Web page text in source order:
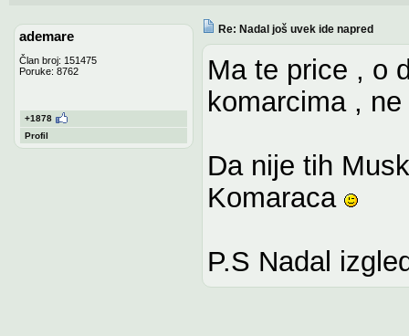
ademare
Član broj: 151475
Poruke: 8762
+1878
Profil
Re: Nadal još uvek ide napred
Ma te price , o
komarcima ,
Da nije tih
Komaraca
P.S Nadal